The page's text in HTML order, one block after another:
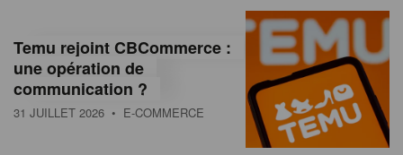
M
a
g
Temu rejoint CBCommerce :
une opération de
communication ?
31 JUILLET 2026 • E-COMMERCE